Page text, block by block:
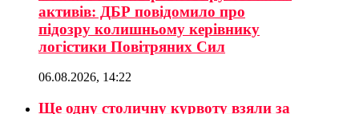
активів: ДБР повідомило про
підозру колишньому керівнику
логістики Повітряних Сил
06.08.2026, 14:22
Ще одну столичну курвоту взяли за